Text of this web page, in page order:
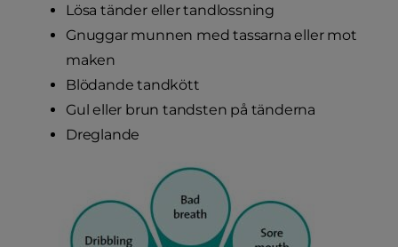
Lösa tänder eller tandlossning
Gnuggar munnen med tassarna eller mot
maken
Blödande tandkött
Gul eller brun tandsten på tänderna
Dreglande